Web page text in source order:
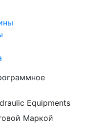
Equipments
Маркой